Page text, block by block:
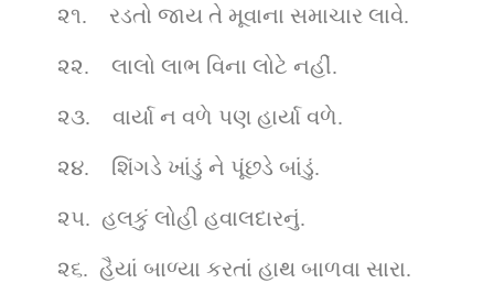
૨૧.    રડતો જાય તે મૂવાના સમાચાર લાવે.
૨૨.    લાલો લાભ વિના લોટે નહીં.
૨૩.    વાર્યા ન વળે પણ હાર્યા વળે.
૨૪.    શિંગડે ખાંડું ને પૂંછડે બાંડું.
૨૫.  હલકું લોહી હવાલદારનું.
૨૬.  હૈયાં બાળ્યા કરતાં હાથ બાળવા સારા.